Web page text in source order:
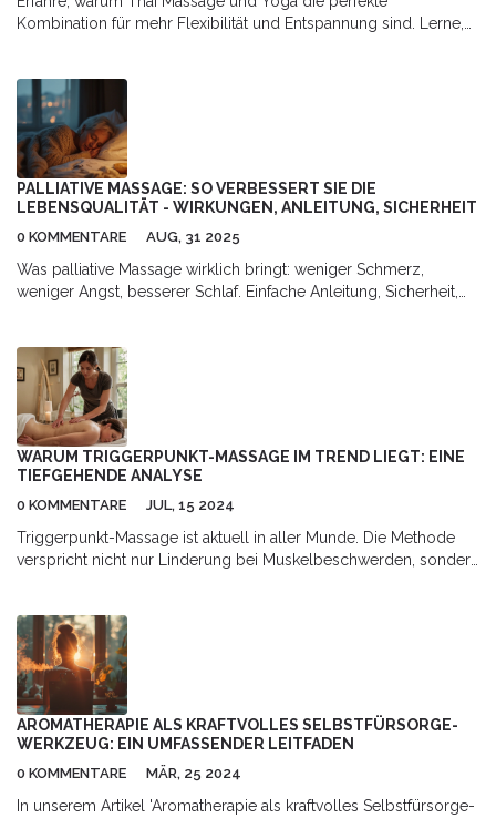
Kombination für mehr Flexibilität und Entspannung sind. Lerne,
PALLIATIVE MASSAGE: SO VERBESSERT SIE DIE
LEBENSQUALITÄT - WIRKUNGEN, ANLEITUNG, SICHERHEIT
0 KOMMENTARE AUG, 31 2025
Was palliative Massage wirklich bringt: weniger Schmerz,
weniger Angst, besserer Schlaf. Einfache Anleitung, Sicherheit,
WARUM TRIGGERPUNKT-MASSAGE IM TREND LIEGT: EINE
TIEFGEHENDE ANALYSE
0 KOMMENTARE JUL, 15 2024
Triggerpunkt-Massage ist aktuell in aller Munde. Die Methode
verspricht nicht nur Linderung bei Muskelbeschwerden, sondern
Vorteile sie bietet und wie sie am besten angewendet wird.
AROMATHERAPIE ALS KRAFTVOLLES SELBSTFÜRSORGE-
WERKZEUG: EIN UMFASSENDER LEITFADEN
0 KOMMENTARE MÄR, 25 2024
In unserem Artikel 'Aromatherapie als kraftvolles Selbstfürsorge-